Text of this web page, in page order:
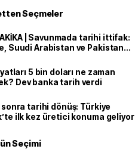
Seçmeler
| Savunmada tarihi ittifak:
Suudi Arabistan ve Pakistan
5 bin doları ne zaman
Dev banka tarih verdi
sonra tarihi dönüş: Türkiye
ilk kez üretici konuma geliyor
Seçimi